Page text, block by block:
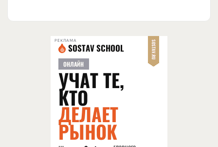
РЕКЛАМА